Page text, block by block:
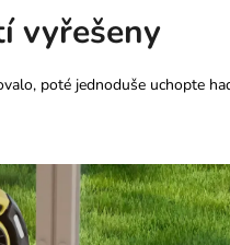
vyřešeny
poté jednoduše uchopte